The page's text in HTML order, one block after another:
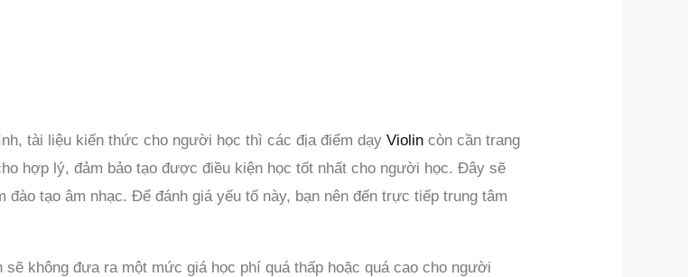
tài liệu kiến thức cho người học thì các địa điểm dạyViolin còn cần trang
hợp lý, đảm bảo tạo được điều kiện học tốt nhất cho người học. Đây sẽ
tạo âm nhạc. Để đánh giá yếu tố này, bạn nên đến trực tiếp trung tâm
sẽ không đưa ra một mức giá học phí quá thấp hoặc quá cao cho người